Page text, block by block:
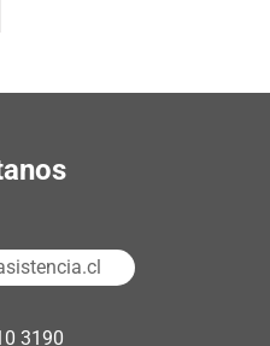
3190